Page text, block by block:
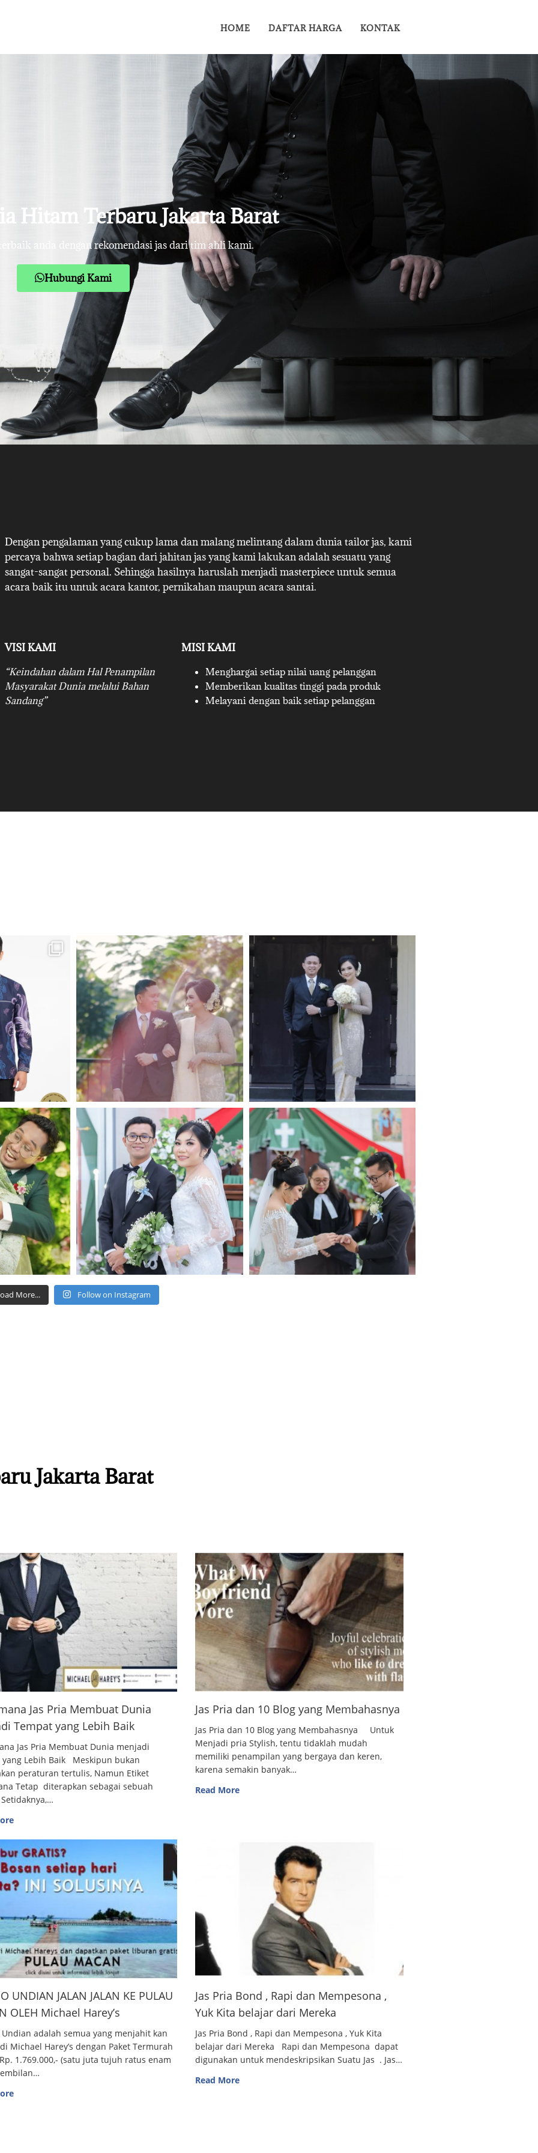
HOME DAFTAR HARGA KONTAK
Hitam Terbaru Jakarta Barat
anda dengan rekomendasi jas dari tim ahli kami.
Hubungi Kami
Dengan pengalaman yang cukup lama dan malang melintang dalam dunia tailor jas, kami
percaya bahwa setiap bagian dari jahitan jas yang kami lakukan adalah sesuatu yang
sangat-sangat personal. Sehingga hasilnya haruslah menjadi masterpiece untuk semua
acara baik itu untuk acara kantor, pernikahan maupun acara santai.
VISI KAMI
“Keindahan dalam Hal Penampilan
Masyarakat Dunia melalui Bahan
Sandang”
MISI KAMI
Menghargai setiap nilai uang pelanggan
Memberikan kualitas tinggi pada produk
Melayani dengan baik setiap pelanggan
More... Follow on Instagram
Jakarta Barat
Jas Pria Membuat Dunia
Tempat yang Lebih Baik
Jas Pria Membuat Dunia menjadi
yang Lebih Baik Meskipun bukan
peraturan tertulis, Namun Etiket
Tetap diterapkan sebagai sebuah
Jas Pria dan 10 Blog yang Membahasnya
Jas Pria dan 10 Blog yang Membahasnya Untuk
Menjadi pria Stylish, tentu tidaklah mudah
memiliki penampilan yang bergaya dan keren,
karena semakin banyak…
Read More
UNDIAN JALAN JALAN KE PULAU
OLEH Michael Harey’s
Undian adalah semua yang menjahit kan
Michael Harey’s dengan Paket Termurah
1.769.000,- (satu juta tujuh ratus enam
Jas Pria Bond , Rapi dan Mempesona ,
Yuk Kita belajar dari Mereka
Jas Pria Bond , Rapi dan Mempesona , Yuk Kita
belajar dari Mereka Rapi dan Mempesona dapat
digunakan untuk mendeskripsikan Suatu Jas . Jas…
Read More